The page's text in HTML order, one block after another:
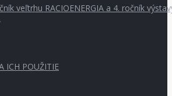
veľtrhu RACIOENERGIA a 4. ročník
ICH POUŽITIE